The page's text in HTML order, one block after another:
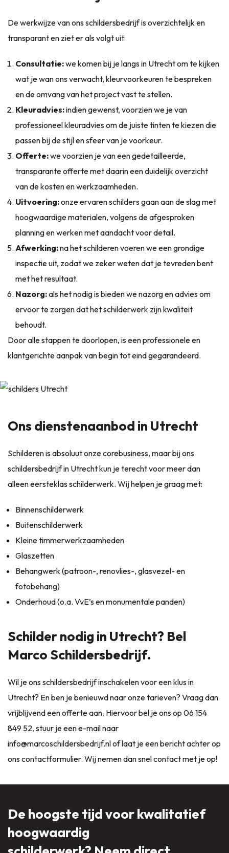
De werkwijze van ons schildersbedrijf is overzichtelijk en
transparant en ziet er als volgt uit:
Consultatie:we komen bij je langs in Utrecht om te kijken
wat je wan ons verwacht, kleurvoorkeuren te bespreken
en de omvang van het project vast te stellen.
Kleuradvies:indien gewenst, voorzien we je van
professioneel kleuradvies om de juiste tinten te kiezen die
passen bij de stijl en sfeer van je voorkeur.
Offerte:we voorzien je van een gedetailleerde,
transparante offerte met daarin een duidelijk overzicht
van de kosten en werkzaamheden.
Uitvoering:onze ervaren schilders gaan aan de slag met
hoogwaardige materialen, volgens de afgesproken
planning en werken met aandacht voor detail.
Afwerking:na het schilderen voeren we een grondige
inspectie uit, zodat we zeker weten dat je tevreden bent
met het resultaat.
Nazorg:als het nodig is bieden we nazorg en advies om
ervoor te zorgen dat het schilderwerk zijn kwaliteit
behoudt.
Door alle stappen te doorlopen, is een professionele en
klantgerichte aanpak van begin tot eind gegarandeerd.
Ons dienstenaanbod in Utrecht
Schilderen is absoluut onze corebusiness, maar bij ons
schildersbedrijf in Utrecht kun je terecht voor meer dan
alleen eersteklas schilderwerk. Wij helpen je graag met:
Binnenschilderwerk
Buitenschilderwerk
Kleinetimmerwerkzaamheden
Glaszetten
Behangwerk(patroon-, renovlies-, glasvezel- en
fotobehang)
Onderhoud(o.a. VvE’s en monumentale panden)
Schilder nodig in Utrecht? Bel
Marco Schildersbedrijf.
Wil je ons schildersbedrijf inschakelen voor een klus in
Utrecht? En ben je benieuwd naar onze tarieven? Vraag dan
vrijblijvend een offerte aan. Hiervoor bel je ons op 06 154
849 52, stuur je een e-mail naar
info@marcoschildersbedrijf.nlof laat je een bericht achter op
ons contactformulier. Wij nemen dan snel contact met je op!
De hoogste tijd voor kwalitatief
hoogwaardig